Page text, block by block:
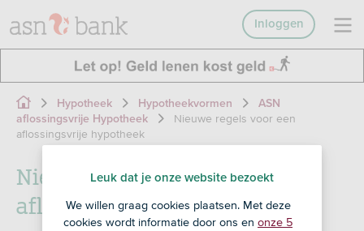
Inloggen
Hypotheek Hypotheekvormen
ASN
aflossingsvrije Hypotheek
Nieuwe regels voor een
aflossingsvrije hypotheek
Nieuwe regels voor een
aflossingsvrije hypotheek
Leuk dat je onze website bezoekt
We willen graag cookies plaatsen. Met deze
cookies wordt informatie door ons en onze 5